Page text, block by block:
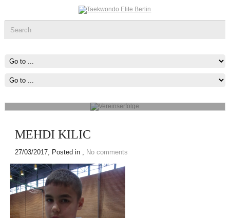
Vereinserfolge
wovon du träumst ,Fang Damit An!
MEHDI KILIC
27/03/2017, Posted in , No comments